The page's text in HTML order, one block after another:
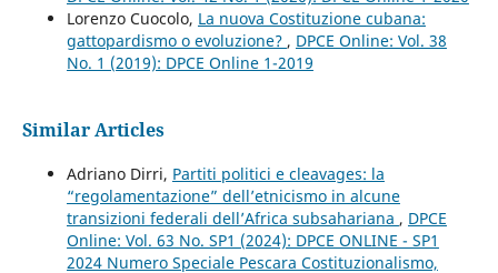
Lorenzo Cuocolo, La nuova Costituzione cubana:
gattopardismo o evoluzione? , DPCE Online: Vol. 38
No. 1 (2019): DPCE Online 1-2019
Similar Articles
Adriano Dirri, Partiti politici e cleavages: la
“regolamentazione” dell’etnicismo in alcune
transizioni federali dell’Africa subsahariana , DPCE
Online: Vol. 63 No. SP1 (2024): DPCE ONLINE - SP1
2024 Numero Speciale Pescara Costituzionalismo,